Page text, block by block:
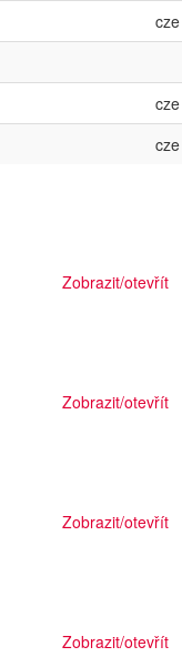
cze
cze
cze
Zobrazit/otevřít
Zobrazit/otevřít
Zobrazit/otevřít
Zobrazit/otevřít